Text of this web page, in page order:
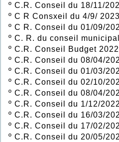
º C.R. Conseil du 18/11/
º C R Consxeil du 4/9/ 2023
º C R. Conseil du 01/09/
º C. R. du conseil
º C.R. Conseil Budget 2022
º C.R. Conseil du 08/04/
º C.R. Conseil du 01/03/
º C.R. Conseil du 02/10/
º C.R. Conseil du 08/04/
º C.R. Conseil du 1/12/
º C.R. Conseil du 16/03/
º C.R. Conseil du 17/02/
º C.R. Conseil du 20/05/